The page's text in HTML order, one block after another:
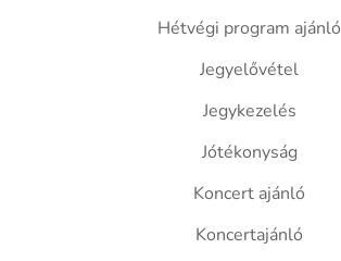
Hétvégi program ajánló
Jegyelővétel
Jegykezelés
Jótékonyság
Koncert ajánló
Koncertajánló